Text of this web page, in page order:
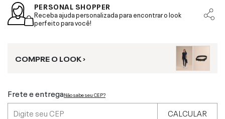
PERSONAL SHOPPER
Receba ajuda personalizada para encontrar o look
perfeito para você!
COMPRE O LOOK ›
Frete e entregaNão sabe seu CEP?
CALCULAR